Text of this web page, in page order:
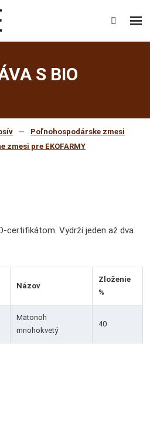
S BIO
Poľnohospodárske zmesi
pre EKOFARMY
certifikátom. Vydrží jeden až dva
Názov
Zloženie
%
Mätonoh
mnohokvetý
40